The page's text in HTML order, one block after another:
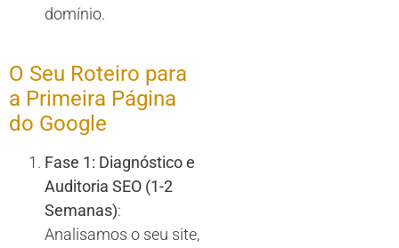
domínio.
O Seu Roteiro para
a Primeira Página
do Google
Fase 1: Diagnóstico e
Auditoria SEO (1-2
Semanas):
Analisamos o seu site,